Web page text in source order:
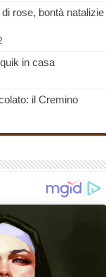
di rose, bontà natalizie
in casa
il Cremino